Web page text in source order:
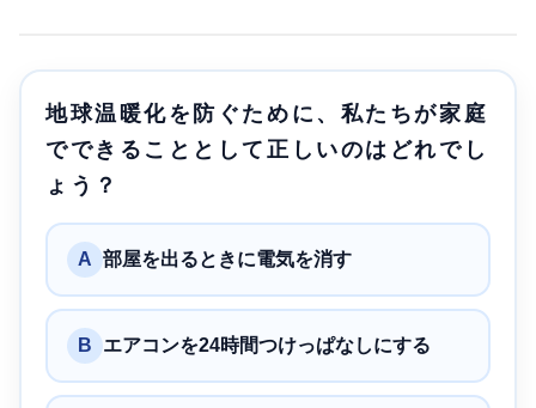
地球温暖化を防ぐために、私たちが家庭
でできることとして正しいのはどれでし
ょう？
A 部屋を出るときに電気を消す
B エアコンを24時間つけっぱなしにする